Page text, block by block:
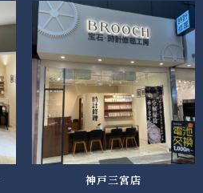
神戸三宮店